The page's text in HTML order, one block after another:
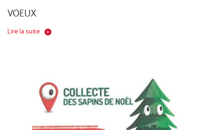
VOEUX
Lire la suite